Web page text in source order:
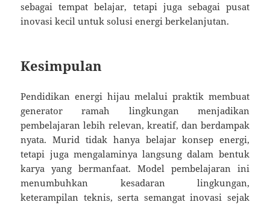
sebagai tempat belajar, tetapi juga sebagai pusat
inovasi kecil untuk solusi energi berkelanjutan.
Kesimpulan
Pendidikan energi hijau melalui praktik membuat
generator ramah lingkungan menjadikan
pembelajaran lebih relevan, kreatif, dan berdampak
nyata. Murid tidak hanya belajar konsep energi,
tetapi juga mengalaminya langsung dalam bentuk
karya yang bermanfaat. Model pembelajaran ini
menumbuhkan kesadaran lingkungan,
keterampilan teknis, serta semangat inovasi sejak